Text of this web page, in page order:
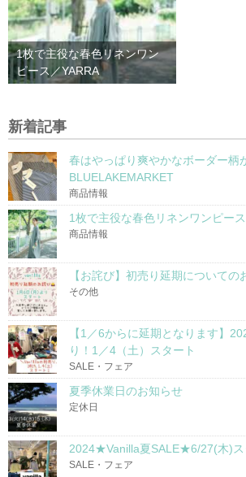
1枚で主役な春色リネンワン
ピース／YARRA
新着記事
春はやっぱり爽やかなボーダー柄
BLUELAKEMARKET
商品情報
1枚で主役な春色リネンワンピー
商品情報
【お詫び】初売り延期についての
その他
【1／6からに延期となります】
り！1／4（土）スタート
SALE・フェア
夏季休業日のお知らせ
定休日
2024★Vanilla夏SALE★6/27(木)ス
SALE・フェア